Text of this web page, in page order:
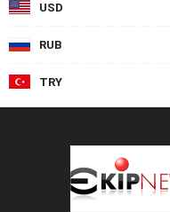
USD
RUB
TRY